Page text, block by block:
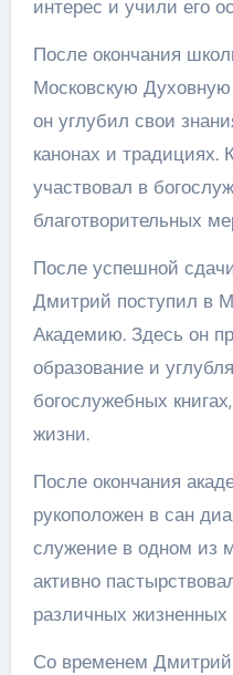
интерес и учили его
После окончания
Московскую
он углубил свои
канонах и традициях.
участвовал в
благотворительных
После успешной
Дмитрий поступил в
Академию. Здесь он
образование и
богослужебных
жизни.
После окончания
рукоположен в сан
служение в одном из
активно
различных жизненных
Со временем